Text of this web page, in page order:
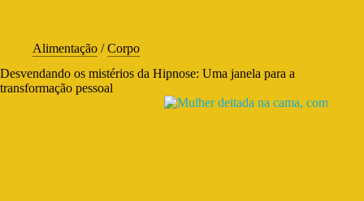
Alimentação /Corpo
Desvendando os mistérios da Hipnose: Uma janela para a
transformação pessoal